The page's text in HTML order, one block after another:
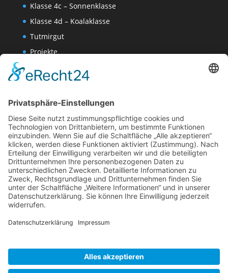
Klasse 4c – Sonnenklasse
Klasse 4d – Koalaklasse
Tutmirgut
Projekte
Wissenschaften-AG
Datenschutzerklärung
Website Administration
Datenschutzerklärung